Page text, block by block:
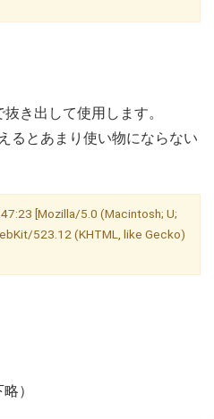
き出して使用します。
るとあまり使い物にならない
[Mozilla/5.0 (Macintosh; U;
523.12 (KHTML, like Gecko)
）